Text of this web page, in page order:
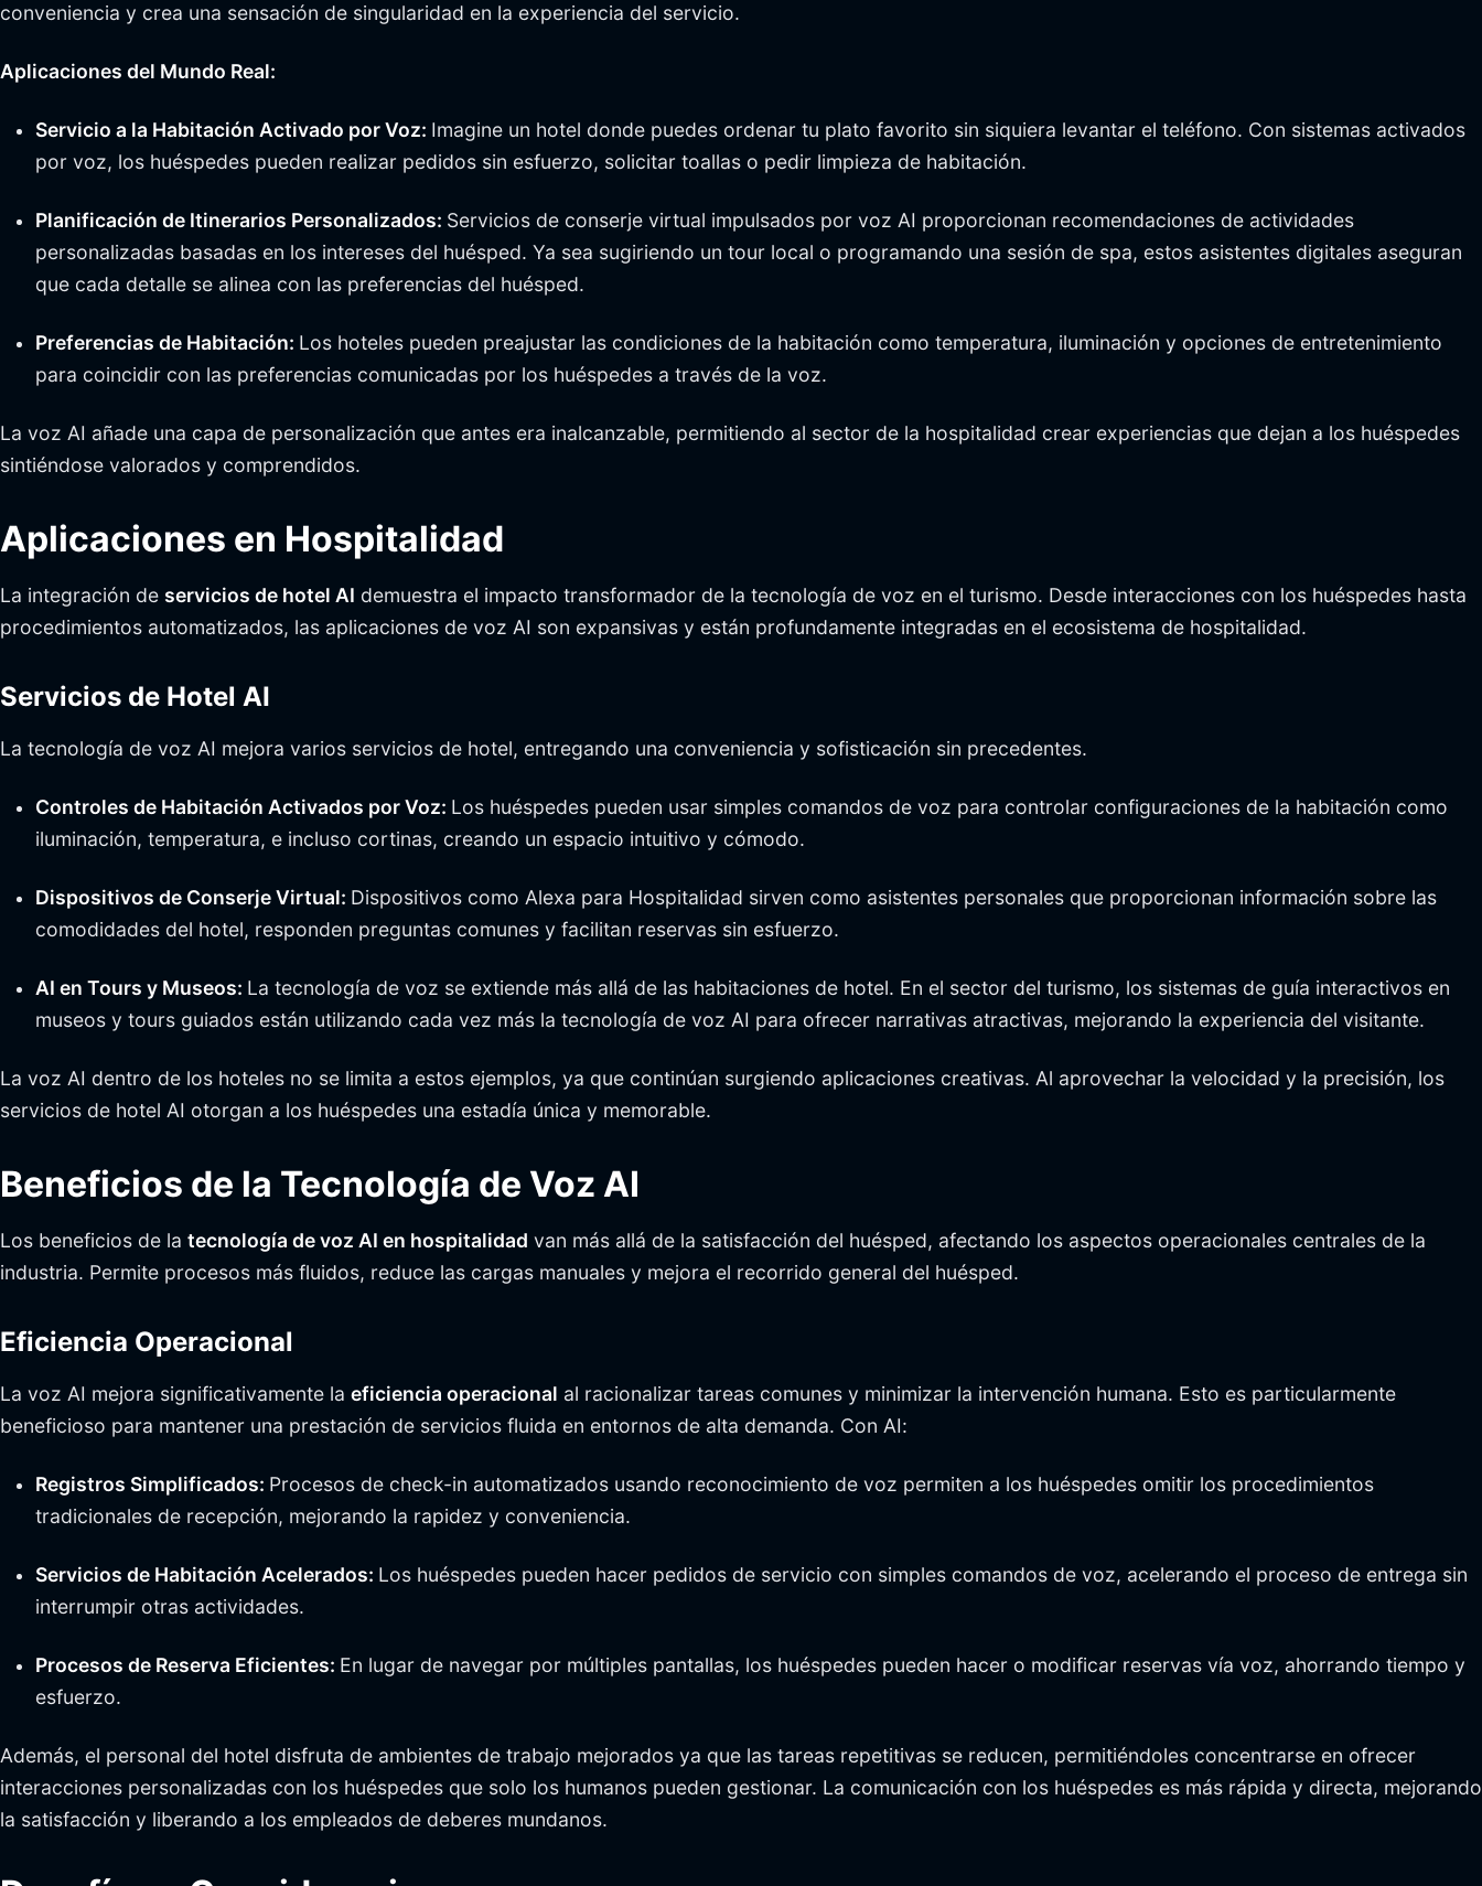
conveniencia y crea una sensación de singularidad en la experiencia del servicio.
Aplicaciones del Mundo Real:
Servicio a la Habitación Activado por Voz: Imagine un hotel donde puedes ordenar tu plato favorito sin siquiera levantar el teléfono. Con sistemas activados
por voz, los huéspedes pueden realizar pedidos sin esfuerzo, solicitar toallas o pedir limpieza de habitación.
Planificación de Itinerarios Personalizados: Servicios de conserje virtual impulsados por voz AI proporcionan recomendaciones de actividades
personalizadas basadas en los intereses del huésped. Ya sea sugiriendo un tour local o programando una sesión de spa, estos asistentes digitales aseguran
que cada detalle se alinea con las preferencias del huésped.
Preferencias de Habitación: Los hoteles pueden preajustar las condiciones de la habitación como temperatura, iluminación y opciones de entretenimiento
para coincidir con las preferencias comunicadas por los huéspedes a través de la voz.
La voz AI añade una capa de personalización que antes era inalcanzable, permitiendo al sector de la hospitalidad crear experiencias que dejan a los huéspedes
sintiéndose valorados y comprendidos.
Aplicaciones en Hospitalidad
La integración de servicios de hotel AI demuestra el impacto transformador de la tecnología de voz en el turismo. Desde interacciones con los huéspedes hasta
procedimientos automatizados, las aplicaciones de voz AI son expansivas y están profundamente integradas en el ecosistema de hospitalidad.
Servicios de Hotel AI
La tecnología de voz AI mejora varios servicios de hotel, entregando una conveniencia y sofisticación sin precedentes.
Controles de Habitación Activados por Voz: Los huéspedes pueden usar simples comandos de voz para controlar configuraciones de la habitación como
iluminación, temperatura, e incluso cortinas, creando un espacio intuitivo y cómodo.
Dispositivos de Conserje Virtual: Dispositivos como Alexa para Hospitalidad sirven como asistentes personales que proporcionan información sobre las
comodidades del hotel, responden preguntas comunes y facilitan reservas sin esfuerzo.
AI en Tours y Museos: La tecnología de voz se extiende más allá de las habitaciones de hotel. En el sector del turismo, los sistemas de guía interactivos en
museos y tours guiados están utilizando cada vez más la tecnología de voz AI para ofrecer narrativas atractivas, mejorando la experiencia del visitante.
La voz AI dentro de los hoteles no se limita a estos ejemplos, ya que continúan surgiendo aplicaciones creativas. Al aprovechar la velocidad y la precisión, los
servicios de hotel AI otorgan a los huéspedes una estadía única y memorable.
Beneficios de la Tecnología de Voz AI
Los beneficios de la tecnología de voz AI en hospitalidad van más allá de la satisfacción del huésped, afectando los aspectos operacionales centrales de la
industria. Permite procesos más fluidos, reduce las cargas manuales y mejora el recorrido general del huésped.
Eficiencia Operacional
La voz AI mejora significativamente la eficiencia operacional al racionalizar tareas comunes y minimizar la intervención humana. Esto es particularmente
beneficioso para mantener una prestación de servicios fluida en entornos de alta demanda. Con AI:
Registros Simplificados: Procesos de check-in automatizados usando reconocimiento de voz permiten a los huéspedes omitir los procedimientos
tradicionales de recepción, mejorando la rapidez y conveniencia.
Servicios de Habitación Acelerados: Los huéspedes pueden hacer pedidos de servicio con simples comandos de voz, acelerando el proceso de entrega sin
interrumpir otras actividades.
Procesos de Reserva Eficientes: En lugar de navegar por múltiples pantallas, los huéspedes pueden hacer o modificar reservas vía voz, ahorrando tiempo y
esfuerzo.
Además, el personal del hotel disfruta de ambientes de trabajo mejorados ya que las tareas repetitivas se reducen, permitiéndoles concentrarse en ofrecer
interacciones personalizadas con los huéspedes que solo los humanos pueden gestionar. La comunicación con los huéspedes es más rápida y directa, mejorando
la satisfacción y liberando a los empleados de deberes mundanos.